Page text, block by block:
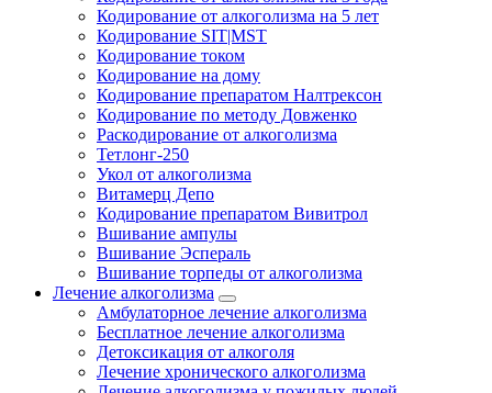
Кодирование от алкоголизма на 5 лет
Кодирование SIT|MST
Кодирование током
Кодирование на дому
Кодирование препаратом Налтрексон
Кодирование по методу Довженко
Раскодирование от алкоголизма
Тетлонг-250
Укол от алкоголизма
Витамерц Депо
Кодирование препаратом Вивитрол
Вшивание ампулы
Вшивание Эспераль
Вшивание торпеды от алкоголизма
Лечение алкоголизма
Амбулаторное лечение алкоголизма
Бесплатное лечение алкоголизма
Детоксикация от алкоголя
Лечение хронического алкоголизма